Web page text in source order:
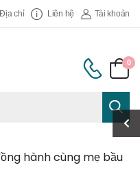
Địa chỉ Liên hệ Tài khoản
0
hành cùng mẹ bầu